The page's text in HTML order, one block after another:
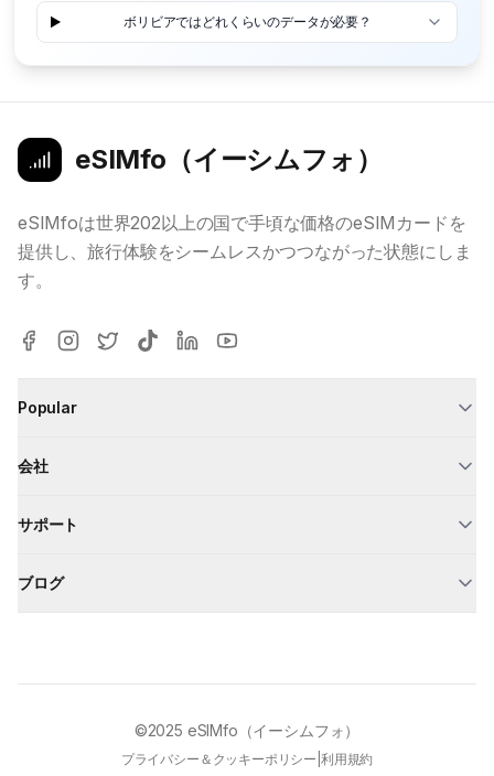
ボリビアではどれくらいのデータが必要？
eSIMfo（イーシムフォ）
eSIMfoは世界202以上の国で手頃な価格のeSIMカードを
提供し、旅行体験をシームレスかつつながった状態にしま
す。
Popular
会社
サポート
ブログ
©2025 eSIMfo（イーシムフォ）
プライバシー＆クッキーポリシー 利用規約